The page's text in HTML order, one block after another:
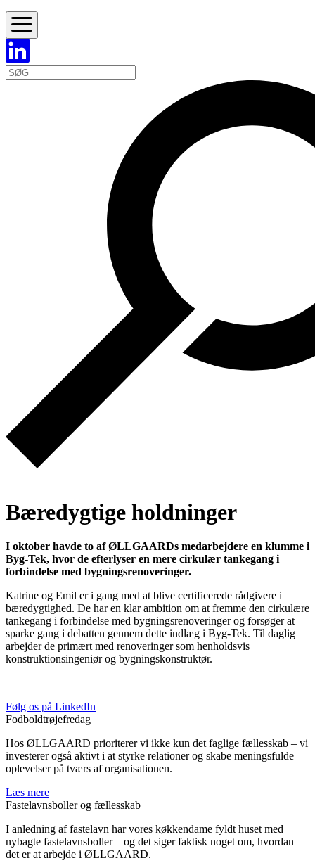
Bæredygtige holdninger
I oktober havde to af ØLLGAARDs medarbejdere en klumme i
Byg-Tek, hvor de efterlyser en mere cirkulær tankegang i
forbindelse med bygningsrenoveringer.
Katrine og Emil er i gang med at blive certificerede rådgivere i
bæredygtighed. De har en klar ambition om at fremme den cirkulære
tankegang i forbindelse med bygningsrenoveringer og forsøger at
sparke gang i debatten gennem dette indlæg i Byg-Tek. Til daglig
arbejder de primært med renoveringer som henholdsvis
konstruktionsingeniør og bygningskonstruktør.
Følg os på LinkedIn
Fodboldtrøjefredag
Hos ØLLGAARD prioriterer vi ikke kun det faglige fællesskab – vi
investerer også aktivt i at styrke relationer og skabe meningsfulde
oplevelser på tværs af organisationen.
Læs mere
Fastelavnsboller og fællesskab
I anledning af fastelavn har vores køkkendame fyldt huset med
nybagte fastelavnsboller – og det siger faktisk noget om, hvordan
det er at arbejde i ØLLGAARD.